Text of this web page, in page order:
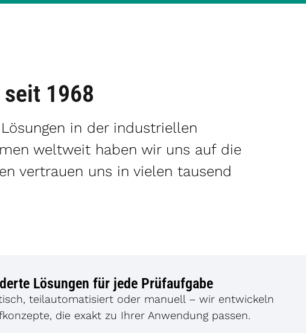
1968
in der industriellen
weltweit haben wir uns auf die
vertrauen uns in vielen tausend
Lösungen für jede Prüfaufgabe
teilautomatisiert oder manuell – wir entwickeln
die exakt zu Ihrer Anwendung passen.